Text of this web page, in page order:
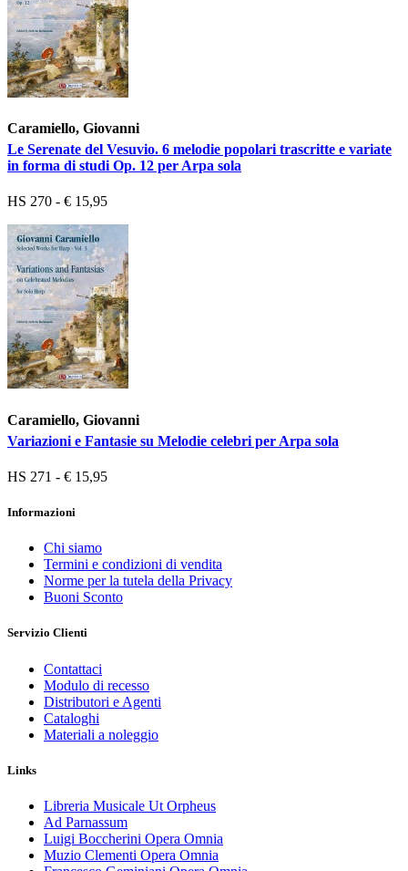
Caramiello, Giovanni
Le Serenate del Vesuvio. 6 melodie popolari trascritte e variate
in forma di studi Op. 12 per Arpa sola
HS 270 - € 15,95
Caramiello, Giovanni
Variazioni e Fantasie su Melodie celebri per Arpa sola
HS 271 - € 15,95
Informazioni
Chi siamo
Termini e condizioni di vendita
Norme per la tutela della Privacy
Buoni Sconto
Servizio Clienti
Contattaci
Modulo di recesso
Distributori e Agenti
Cataloghi
Materiali a noleggio
Links
Libreria Musicale Ut Orpheus
Ad Parnassum
Luigi Boccherini Opera Omnia
Muzio Clementi Opera Omnia